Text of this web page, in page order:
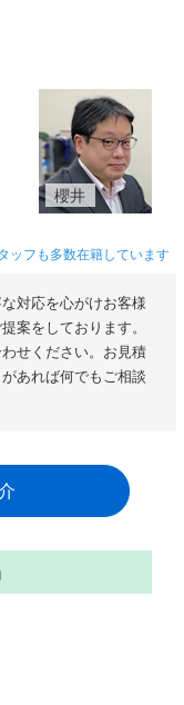
櫻井
ッフも多数在籍しています
対応を心がけお客様
案をしております。
せください。お見積
あれば何でもご相談